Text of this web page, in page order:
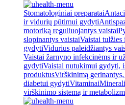
Stomatologiniai preparatai
ir vidurių pūtimui gydyti
motoriką reguliuojantys vaistai
slopinantys vaistaiVaistai tulžies
gydytiVidurius paleidžiantys
Vaistai žarnyno infekcinėms ir
gydytiVaistai nutukimui gydyti,
produktusVirškinimą
diabetui gydytiVitaminai
virškinimo sistemą ir